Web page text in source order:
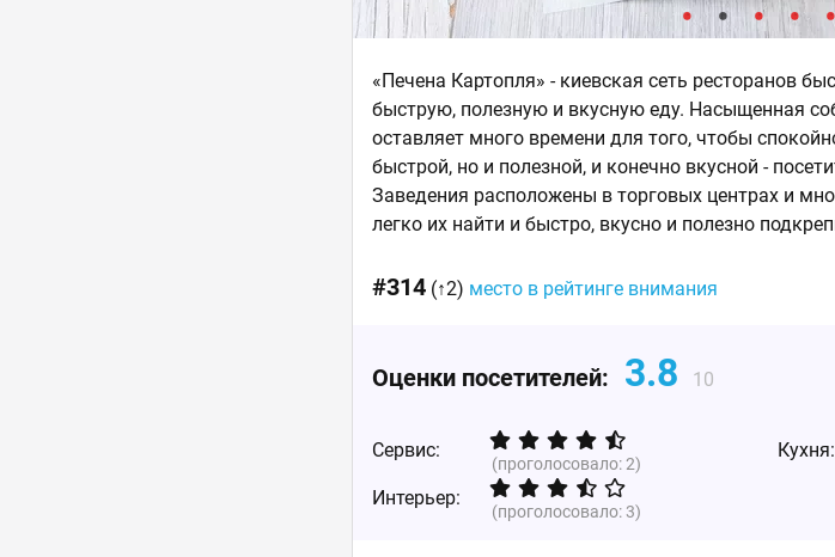
«Печена Картопля» - киевская сеть ресторанов
быструю, полезную и вкусную еду. Насыщенная
оставляет много времени для того, чтобы
быстрой, но и полезной, и конечно вкусной -
Заведения расположены в торговых центрах и
легко их найти и быстро, вкусно и полезно
#314 (↑2) место в рейтинге внимания
Оценки посетителей: 3.8 10
Сервис:
(проголосовало:2)
Кухня:
Интерьер:
(проголосовало:3)